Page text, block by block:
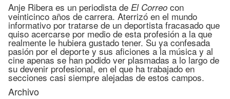
Anje Ribera es un periodista de El Correo con
veinticinco años de carrera. Aterrizó en el mundo
informativo por tratarse de un deportista fracasado que
quiso acercarse por medio de esta profesión a la que
realmente le hubiera gustado tener. Su ya confesada
pasión por el deporte y sus aficiones a la música y al
cine apenas se han podido ver plasmadas a lo largo de
su devenir profesional, en el que ha trabajado en
secciones casi siempre alejadas de estos campos.
Archivo